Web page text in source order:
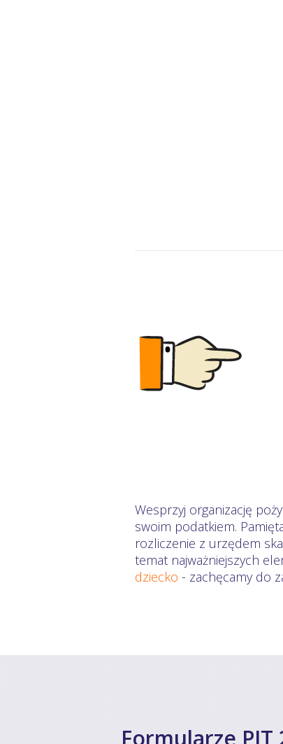
Wesprzyj organizację
swoim podatkiem.
rozliczenie z urzędem
temat najważniejszych
dziecko - zachęcamy do
Formularze PIT